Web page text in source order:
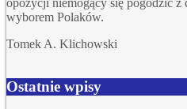
wyborem Polaków.
Tomek A. Klichowski
Ostatnie wpisy